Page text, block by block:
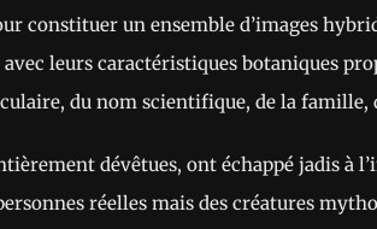
constituer un ensemble d’images
leurs caractéristiques botaniques
du nom scientifique, de la famille,
dévêtues, ont échappé jadis à
réelles mais des créatures